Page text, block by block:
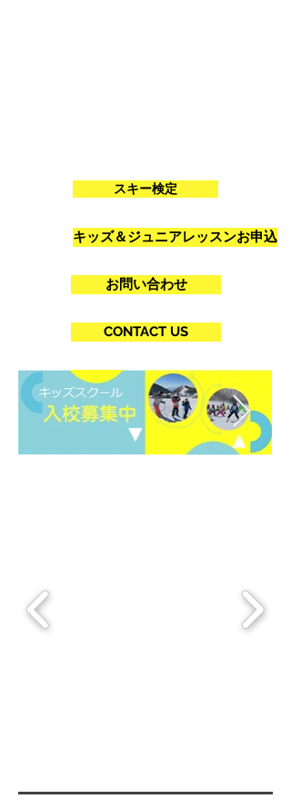
スキー検定
キッズ＆ジュニアレッスンお申込
お問い合わせ
CONTACT US